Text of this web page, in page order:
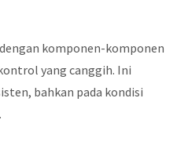
komponen-komponen
yang canggih. Ini
bahkan pada kondisi